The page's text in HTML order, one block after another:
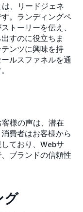
、リードジェネ
。ランディングペ
トーリーを伝え、
すのに役立ちま
ンツに興味を持
ルスファネルを通
様の声は、潜在
費者はお客様から
ており、Webサ
ブランドの信頼性
グ